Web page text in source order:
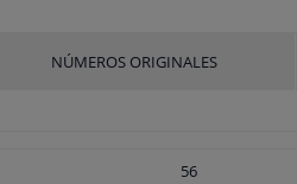
NÚMEROS ORIGINALES
56